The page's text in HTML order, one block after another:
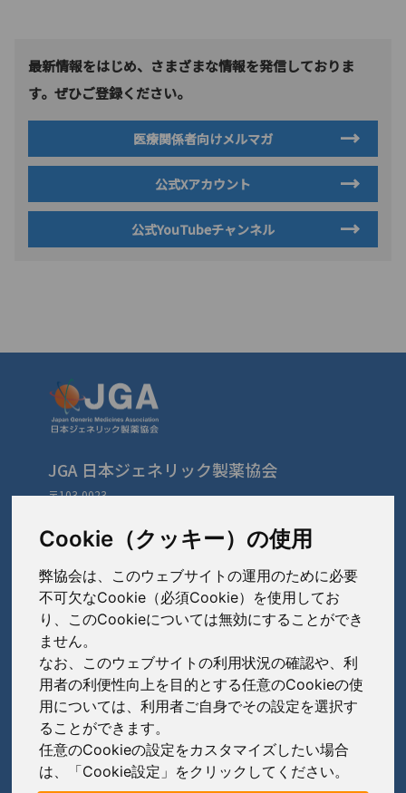
Cookie（クッキー）の使用
弊協会は、このウェブサイトの運用のために必要
不可欠なCookie（必須Cookie）を使用してお
り、このCookieについては無効にすることができ
ません。
なお、このウェブサイトの利用状況の確認や、利
用者の利便性向上を目的とする任意のCookieの使
用については、利用者ご自身でその設定を選択す
ることができます。
任意のCookieの設定をカスタマイズしたい場合
は、「Cookie設定」をクリックしてください。
最新情報をはじめ、さまざまな情報を発信しておりま
す。ぜひご登録ください。
医療関係者向けメルマガ
公式Xアカウント
公式YouTubeチャンネル
JGA 日本ジェネリック製薬協会
〒103-0023
TEL: 03-3279-1890 / FAX: 03-3241-2978
会員会社（あ〜さ）
あゆみ製薬株式会社
岩城製薬株式会社
大蔵製薬株式会社
キョーリンリメディオ株式会社
共和薬品工業株式会社
会員会社（た〜は）
大興製薬株式会社
ダイト株式会社
高田製薬株式会社
辰巳化学株式会社
会員会社 （ま〜わ）
陽進堂ホールディングス株式会社
ロートニッテン株式会社
賛助会員会社
朝日印刷株式会社